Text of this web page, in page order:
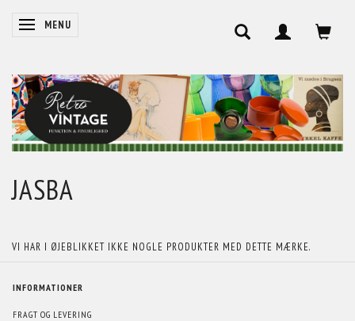
SKIFTE NAVIGATION
MENU
JASBA
VI HAR I ØJEBLIKKET IKKE NOGLE PRODUKTER MED DETTE MÆRKE.
INFORMATIONER
FRAGT OG LEVERING